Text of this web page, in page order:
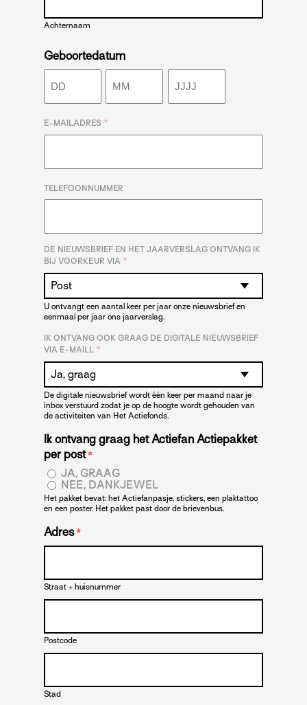
Achternaam
Geboortedatum
Dag Maand Jaar
E-MAILADRES *
TELEFOONNUMMER
DE NIEUWSBRIEF EN HET JAARVERSLAG ONTVANG IK
BIJ VOORKEUR VIA *
U ontvangt een aantal keer per jaar onze nieuwsbrief en
eenmaal per jaar ons jaarverslag.
IK ONTVANG OOK GRAAG DE DIGITALE NIEUWSBRIEF
VIA E-MAILL *
De digitale nieuwsbrief wordt één keer per maand naar je
inbox verstuurd zodat je op de hoogte wordt gehouden van
de activiteiten van Het Actiefonds.
Ik ontvang graag het Actiefan Actiepakket
per post *
JA, GRAAG
NEE, DANKJEWEL
Het pakket bevat: het Actiefanpasje, stickers, een plaktattoo
en een poster. Het pakket past door de brievenbus.
Adres *
Straat + huisnummer
Postcode
Stad